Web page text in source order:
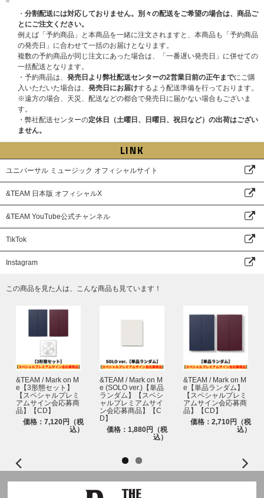
●開催日程
2026年3月1日(日) →2026年3月21日(土)
※2025/11/27更新：開催日程が変更となりました。
※各部の受付時間、開始時間、エントリー期間も変更となっております。各
賞品の詳細該当メンバーオンラインイベント(抽選)ページより必ずご確認く
ださい。
●特典会内容
①メンバー個別オンラインサイン会
②メンバー個別オンライントーク
※K、JOのみの参加となりその他メンバーの参加はございません。
※①、②はメンバー選択可能です。
■プレゼント企画
●プレゼント内容：メンバー全員サイン入り告知ポスター
※本イベントは、応募抽選方式です。上記スケジュールを必ずご確認くださ
い。
※各回の締切間近などの時間帯によっては、応募画面に繋がりにくい場合が
※上記応募期間以外はご応募いただけません。あらかじめご了承ください。
※商品受取日と上記スケジュールを必ずご自身でご確認の上、ご購入・ご応
https://www.universal-music.co.jp/andteam/news/2025-10-24/
■注意事項/本人確認について
イベント当日は、当選者受付にてご本人確認を行います。
必ず公的機関が発行した『顔写真付きの指定身分証明書』をご用意くださ
い。
ご本人確認詳細および注意事項は下記URLにてご確認ください。
https://www.universal-music.co.jp/andteam/honnin-kakunin/
※ご注文・ご登録の際に入力するお名前は＜必ず日本語(漢字・ひらがな・
カタカナ)＞にてご入力ください。
ただし、お名前が、英ローマ字の場合は、英ローマ字にてご入力ください。
それ以外の言語でのご入力はイベント応募対象外になります。ご注意くださ
い。
(例：お名前「山田 花子」様が、注文者情報のお名前を「YAMADA HANAK
また、お名前が日本語(漢字・ひらがな・カタカナ)にも関わらず、英ローマ
字にてご入力された場合は、落選対象になる可能性がございます。注文者情
報とお届け先情報の両方を使用する場合がございますので、必ずどちらも応
募者の情報でご登録およびご注文をお願いいたします。
なお、英ローマ字の全角・半角はサイトの規則に応じてご入力ください。
※ご購入の際、イベントに参加を希望されるご本人様のお名前で必ずご入力
ください。なお、注文完了後、お名前の変更はできませんので、あらかじめ
※UNIVERSAL MUSIC STOREでご購入の方は注文時にご登録いただいてい
対象ストアでのご予約、ご購入と同時に自動エントリーとなるため、chord
への会員登録(無料) およびchord上でのご応募作業は不要ですが、＜@cdefg
いてください。
【chordウェブサイト】
https://cdefgah.net/
chordエンコード(本イベント用当落結果ご確認ページ)にログインする際
は、ご購入時に対象ストアで登録された「メールアドレス」および「電話番
号(ハイフンなし)」の入力が必要です。
※エンコードへのアクセス用URLは当落メール上にてご案内いたします。
※chordはスマートフォン・タブレット・PCそれぞれからご利用いただけま
※chordエンコード(本イベント用当落結果ご確認ページ)へは当落発表日時
※必ずお一人様につき、1つのメールアドレスをご使用ください。複数の方
が同じメールアドレスを使用されるとchordからのメールが届かなくなりま
す。また、chordエンコードへのログインもできなくなりますので、ご注意
・ 分割配送には対応しておりません。別々の配送をご希望の場合は、商品ご
とにご注文ください。
例えば「予約商品」と本商品を一緒に注文されますと、本商品も「予約商品
の発売日」に合わせて一括のお届けとなります。
複数の予約商品が同じ注文にあった場合は、「一番遅い発売日」に併せての
一括配送となります。
・予約商品は、 発売日より弊社配送センターの2営業日前の正午までにご購
入いただいた場合は、 発売日にお届けするよう配送準備を行っております。
※遠方の場合、天災、配送などの都合で発売日に届かない場合もございま
す。
・弊社配送センターの定休日（土曜日、日曜日、祝日など）の出荷はござい
ません。
LINK
ユニバーサル ミュージック オフィシャルサイト
&TEAM 日本版 オフィシャルX
&TEAM YouTube公式チャンネル
TikTok
Instagram
この商品を見た人は、こんな商品も見ています！
&TEAM / Mark on M
e【3形態セット】
【スペシャルプレミ
アムサイン会応募商
品】【CD】
価格：7,120円（税
込）
&TEAM / Mark on M
e (SOLO ver.)【単品
ランダム】【スペシ
ャルプレミアムサイ
ン会応募商品】【C
D】
価格：1,880円（税
込）
&TEAM / Mark on M
e【単品ランダム】
【スペシャルプレミ
アムサイン会応募商
品】【CD】
価格：2,710円（税
込）